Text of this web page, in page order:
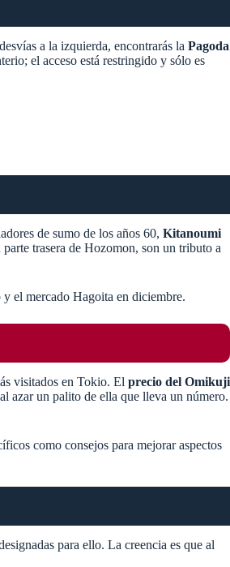
a la izquierda, encontrarás la Pagoda
el acceso está restringido y sólo es
de sumo de los años 60, Kitanoumi
trasera de Hozomon, son un tributo a
el mercado Hagoita en diciembre.
visitados en Tokio. El precio del Omikuji
azar un palito de ella que lleva un número.
como consejos para mejorar aspectos
para ello. La creencia es que al